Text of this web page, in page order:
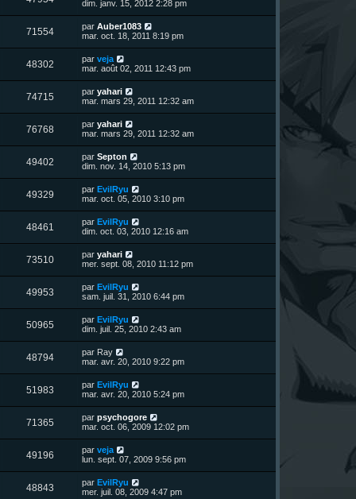
g
e
e
s
s
a
g
e
s
e
r
m
e
s
s
a
g
e
u
s
e
i
e
r
m
e
s
s
a
g
e
dim. janv. 15, 2012 2:28 pm
71554V
u
s
D
e
i
e
r
m
e
s
s
a
g
e
par Auber1083
mar. oct. 18, 2011 8:19 pm
48302V
u
s
D
e
i
e
r
m
e
s
s
a
g
e
par veja
mar. août 02, 2011 12:43 pm
74715V
u
s
D
e
i
e
r
m
e
s
s
a
g
e
par yahari
mar. mars 29, 2011 12:32 am
76768V
u
s
D
e
i
e
r
m
e
s
s
a
g
e
par yahari
mar. mars 29, 2011 12:32 am
49402V
u
D
e
i
e
r
m
e
s
s
a
g
e
par Septon
dim. nov. 14, 2010 5:13 pm
49329V
u
s
D
e
i
e
r
m
e
s
s
a
g
e
par EvilRyu
mar. oct. 05, 2010 3:10 pm
48461
u
s
D
e
i
e
r
m
e
s
s
a
g
e
par EvilRyu
dim. oct. 03, 2010 12:16 am
73510V
u
s
D
e
i
e
r
m
e
s
s
a
g
e
par yahari
mer. sept. 08, 2010 11:12 pm
49953V
u
s
D
e
i
e
r
m
e
s
s
a
g
e
par EvilRyu
sam. juil. 31, 2010 6:44 pm
50965V
u
s
D
e
i
e
r
m
e
s
s
a
g
e
par EvilRyu
dim. juil. 25, 2010 2:43 am
48794V
u
s
D
e
i
e
r
m
e
s
s
a
g
e
par Ray
mar. avr. 20, 2010 9:22 pm
51983V
u
s
D
e
i
e
r
m
e
s
s
a
par EvilRyu
mar. avr. 20, 2010 5:24 pm
71365V
u
s
D
e
i
e
r
m
e
par psychogore
mar. oct. 06, 2009 12:02 pm
49196V
u
D
e
i
e
par veja
lun. sept. 07, 2009 9:56 pm
48843V
D
e
par EvilRyu
mer. juil. 08, 2009 4:47 pm